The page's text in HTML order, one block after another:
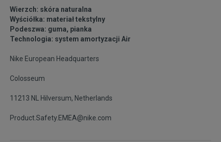
Wierzch: skóra naturalna
Wyściółka: materiał tekstylny
Podeszwa: guma, pianka
Technologia: system amortyzacji Air
Nike European Headquarters
Colosseum
11213 NL Hilversum, Netherlands
Product.Safety.EMEA@nike.com